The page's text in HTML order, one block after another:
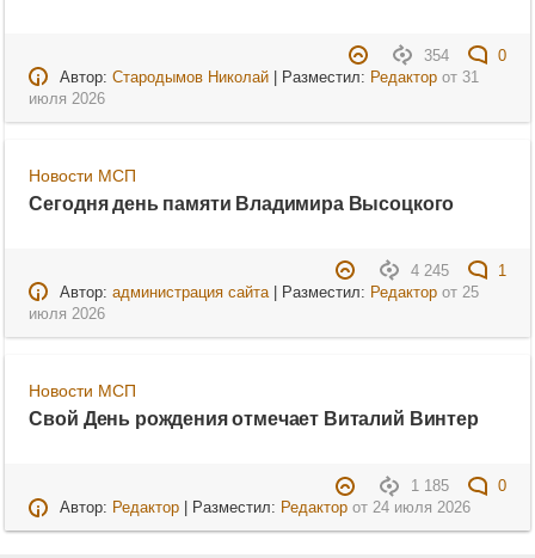
354
0
Автор: Стародымов Николай| Разместил: Редакторот 31
июля 2026
Новости МСП
Сегодня день памяти Владимира Высоцкого
4 245
1
Автор: администрация сайта| Разместил: Редакторот 25
июля 2026
Новости МСП
Свой День рождения отмечает Виталий Винтер
1 185
0
Автор: Редактор| Разместил: Редакторот 24 июля 2026